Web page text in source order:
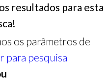
resultados para esta
os parâmetros de
para pesquisa